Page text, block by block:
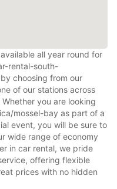
all year round for
rental-south-
choosing from our
of our stations across
you are looking
mossel-bay as part of a
event, you will be sure to
wide range of economy
in car rental, we pride
offering flexible
prices with no hidden